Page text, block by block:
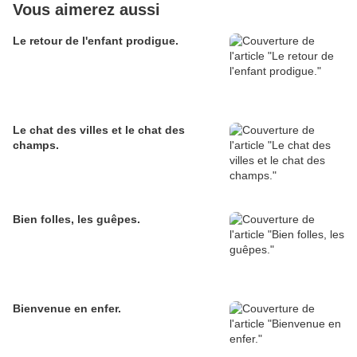
Vous aimerez aussi
Le retour de l'enfant prodigue.
Le chat des villes et le chat des
champs.
Bien folles, les guêpes.
Bienvenue en enfer.